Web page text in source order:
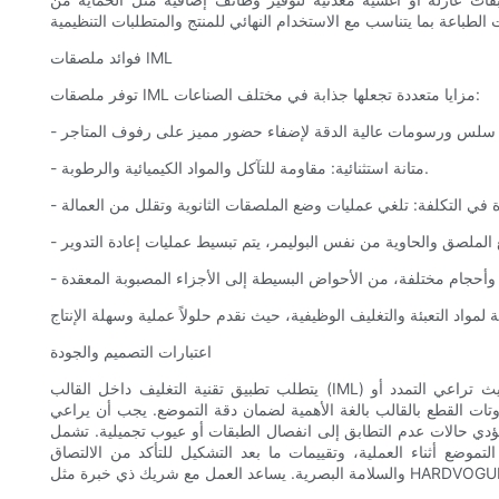
فوائد ملصقات IML
توفر ملصقات IML مزايا متعددة تجعلها جذابة في مختلف الصناعات:
- متانة استثنائية: مقاومة للتآكل والمواد الكيميائية والرطوبة.
اعتبارات التصميم والجودة
يتطلب تطبيق تقنية التغليف داخل القالب (IML) بنجاح عناية فائقة بالتصميم وضوابط الإنتاج. يجب تصميم الملصقات بحيث تراعي التمدد أو
القطع بالقالب بالغة الأهمية لضمان دقة التموضع. يجب أن يراعي
تؤدي حالات عدم التطابق إلى انفصال الطبقات أو عيوب تجميلية. تشمل
أثناء العملية، وتقييمات ما بعد التشكيل للتأكد من الالتصاق